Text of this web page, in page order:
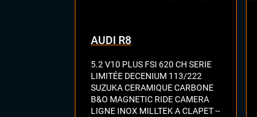
AUDI R8
5.2 V10 PLUS FSI 620 CH SERIE
LIMITÉE DECENIUM 113/222
SUZUKA CERAMIQUE CARBONE
B&O MAGNETIC RIDE CAMERA
LIGNE INOX MILLTEK A CLAPET --